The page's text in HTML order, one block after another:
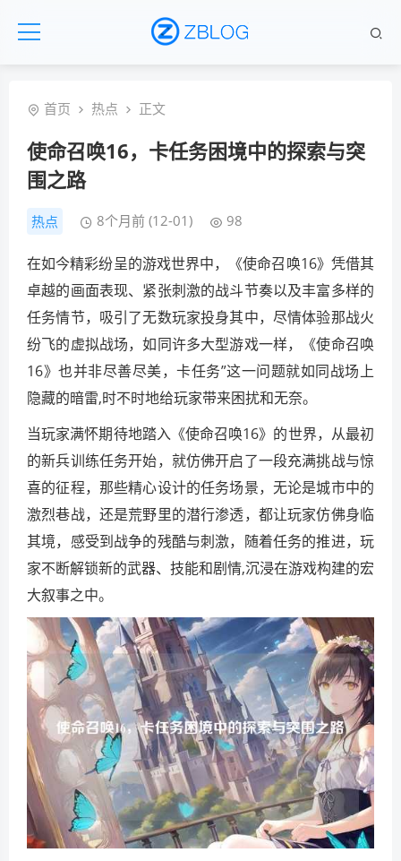
首页 热点 正文
使命召唤16，卡任务困境中的探索与突
围之路
热点 8个月前 (12-01) 98
在如今精彩纷呈的游戏世界中，《使命召唤16》凭借其
卓越的画面表现、紧张刺激的战斗节奏以及丰富多样的
任务情节，吸引了无数玩家投身其中，尽情体验那战火
纷飞的虚拟战场，如同许多大型游戏一样，《使命召唤
16》也并非尽善尽美，卡任务”这一问题就如同战场上
隐藏的暗雷,时不时地给玩家带来困扰和无奈。
当玩家满怀期待地踏入《使命召唤16》的世界，从最初
的新兵训练任务开始，就仿佛开启了一段充满挑战与惊
喜的征程，那些精心设计的任务场景，无论是城市中的
激烈巷战，还是荒野里的潜行渗透，都让玩家仿佛身临
其境，感受到战争的残酷与刺激，随着任务的推进，玩
家不断解锁新的武器、技能和剧情,沉浸在游戏构建的宏
大叙事之中。